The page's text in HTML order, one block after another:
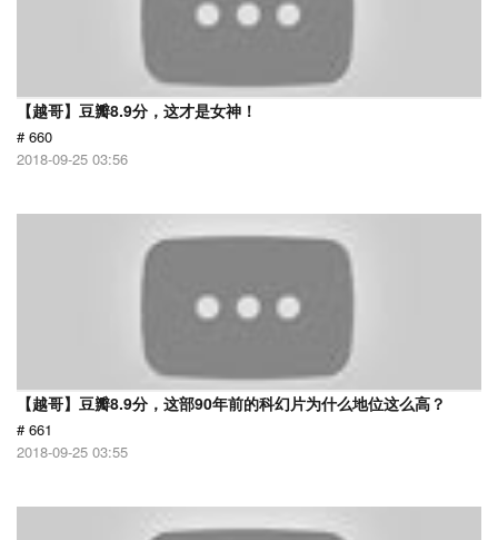
【越哥】豆瓣8.9分，这才是女神！
# 660
2018-09-25 03:56
【越哥】豆瓣8.9分，这部90年前的科幻片为什么地位这么高？
# 661
2018-09-25 03:55